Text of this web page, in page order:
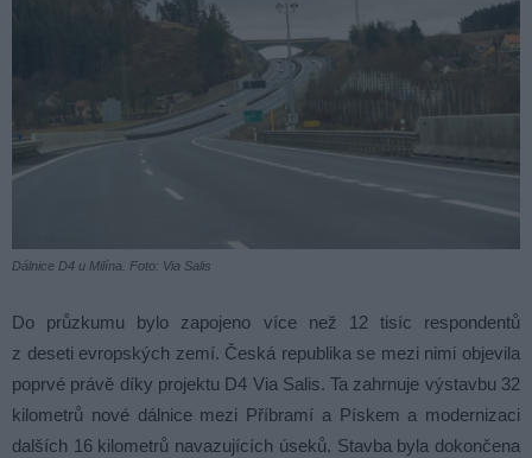
Dálnice D4 u Milína. Foto: Via Salis
Do průzkumu bylo zapojeno více než 12 tisíc respondentů
z deseti evropských zemí. Česká republika se mezi nimi objevila
poprvé právě díky projektu D4 Via Salis. Ta zahrnuje výstavbu 32
kilometrů nové dálnice mezi Příbramí a Pískem a modernizaci
dalších 16 kilometrů navazujících úseků. Stavba byla dokončena